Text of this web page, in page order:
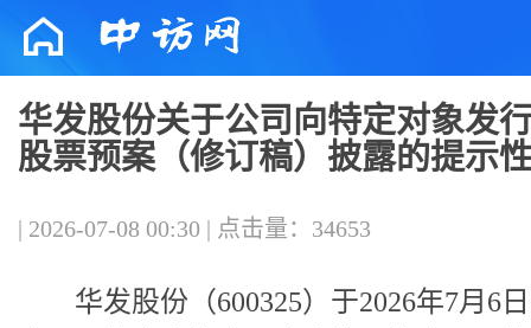
华发股份关于公司向特定对象发
股票预案（修订稿）披露的提示
| 2026-07-08 00:30 | 点击量：34653
华发股份（600325）于2026年7月6